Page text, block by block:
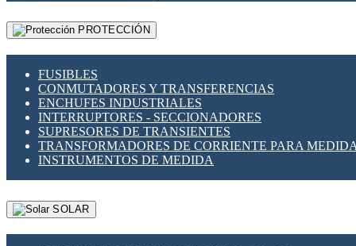
PROTECCIÓN
FUSIBLES
CONMUTADORES Y TRANSFERENCIAS
ENCHUFES INDUSTRIALES
INTERRUPTORES - SECCIONADORES
SUPRESORES DE TRANSIENTES
TRANSFORMADORES DE CORRIENTE PARA
INSTRUMENTOS DE MEDIDA
SOLAR